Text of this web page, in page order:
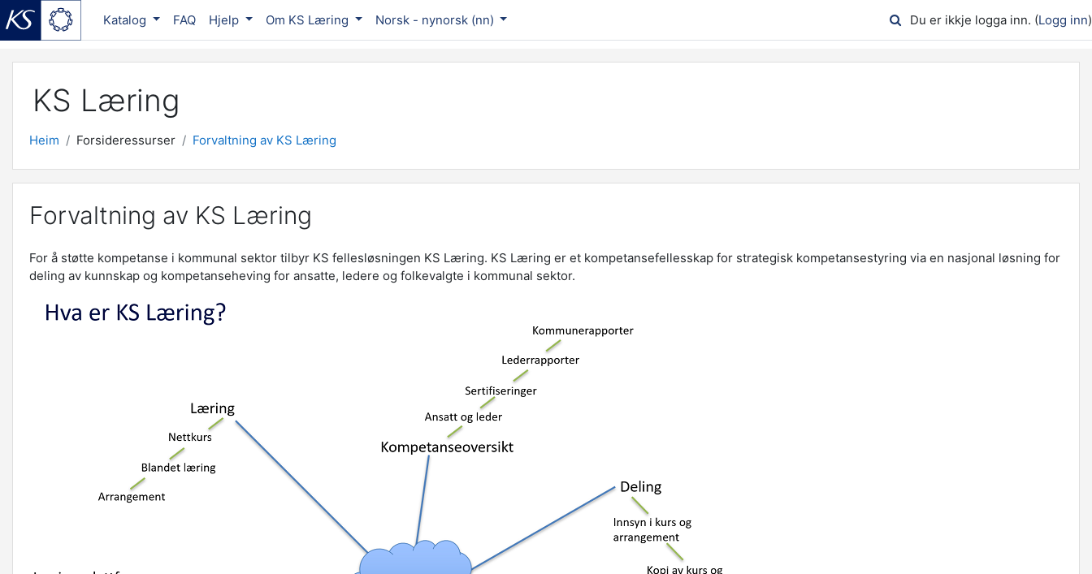
Katalog FAQ Hjelp Om KS Læring Norsk - nynorsk ‎(nn)‎ Du er ikkje logga inn. (Logg inn)
KS Læring
Heim Forsideressurser Forvaltning av KS Læring
Forvaltning av KS Læring
For å støtte kompetanse i kommunal sektor tilbyr KS fellesløsningen KS Læring. KS Læring er et kompetansefellesskap for strategisk kompetansestyring via en nasjonal løsning for
deling av kunnskap og kompetanseheving for ansatte, ledere og folkevalgte i kommunal sektor.